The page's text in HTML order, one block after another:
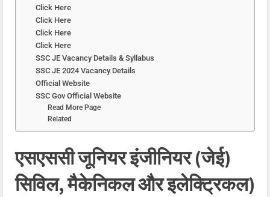
Click Here
Click Here
Click Here
Click Here
SSC JE Vacancy Details & Syllabus
SSC JE 2024 Vacancy Details
Official Website
SSC Gov Official Website
Read More Page
Related
एसएससी जूनियर इंजीनियर (जेई)
सिविल, मैकेनिकल और इलेक्ट्रिकल)